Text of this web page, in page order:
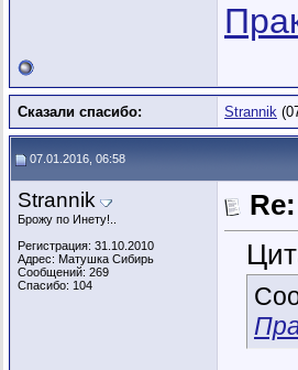
Сказали спасибо: Strannik
07.01.2016, 06:58
Strannik
Брожу по Инету!..
Регистрация: 31.10.2010
Адрес: Матушка Сибирь
Сообщений: 269
Спасибо: 104